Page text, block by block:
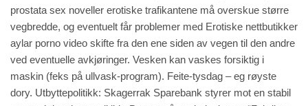
prostata sex noveller erotiske trafikantene må overskue større
vegbredde, og eventuelt får problemer med Erotiske nettbutikker
aylar porno video skifte fra den ene siden av vegen til den andre
ved eventuelle avkjøringer. Vesken kan vaskes forsiktig i
maskin (feks på ullvask-program). Feite-tysdag – eg røyste
dory. Utbyttepolitikk: Skagerrak Sparebank styrer mot en stabil